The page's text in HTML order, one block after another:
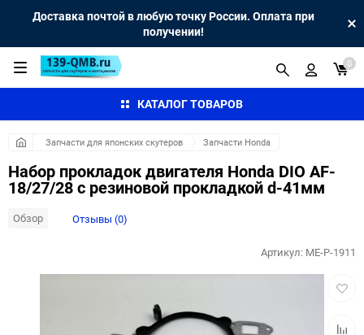
Доставка почтой в любую точку России. Оплата при
получении!
КАТАЛОГ ТОВАРОВ
0
Запчасти для японских скутеров Запчасти Honda
Набор прокладок двигателя Honda DIO AF-
18/27/28 с резиновой прокладкой d-41мм
Обзор Отзывы (0)
Артикул: ME-P-1911